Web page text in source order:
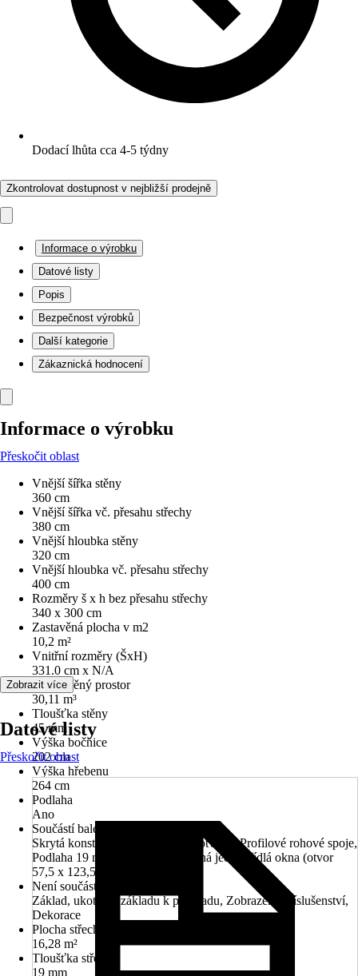
Dodací lhůta cca 4-5 týdny
Zkontrolovat dostupnost v nejbližší prodejně
Informace o výrobku
Datové listy
Popis
Bezpečnost výrobků
Další kategorie
Zákaznická hodnocení
Informace o výrobku
Přeskočit oblast
Vnější šířka stěny
360 cm
Vnější šířka vč. přesahu střechy
380 cm
Vnější hloubka stěny
320 cm
Vnější hloubka vč. přesahu střechy
400 cm
Rozměry š x h bez přesahu střechy
340 x 300 cm
Zastavěná plocha v m2
10,2 m²
Vnitřní rozměry (ŠxH)
331.0 cm x N/A
Obestavěný prostor
30,11 m³
Tloušťka stěny
45 mm
Výška bočnice
202 cm
Výška hřebenu
264 cm
Podlaha
Ano
Součástí balení
Skrytá konstrukce s napínacími kotvami, Profilové rohové spoje,
Podlaha 19 mm, 1 otočná-výklopná jednokřídlá okna (otvor
57,5 x 123,5 cm)
Není součástí balení
Základ, ukotvení základu k podkladu, Zobrazené příslušenství,
Dekorace
Plocha střechy
16,28 m²
Tloušťka střechy
19 mm
Zobrazit více
Datové listy
Přeskočit oblast